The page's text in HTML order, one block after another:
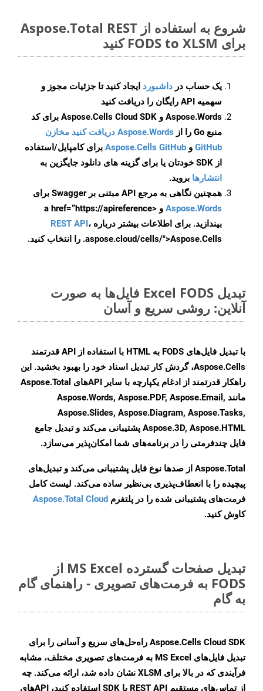
شروع به استفاده از Aspose.Total REST
برای FODS to XLSM کنید
یک حساب در داشبورد ایجاد کنید تا جزئیات مجوز و
سهمیه API رایگان را دریافت کنید
Aspose.Words و Aspose.Cells Cloud SDK برای کد
منبع Go را از
Aspose.Words دریافت کنید مخازن
GitHub و Aspose.Cells GitHub برای کامپایل/استفاده
از SDK خودتان یا برای گزینه های دانلود جایگزین به
انتشارها بروید.
همچنین نگاهی به مرجع API مبتنی بر Swagger برای
Aspose.Words
و <a href=“https://apireference
بیندازید. برای اطلاعات بیشتر درباره REST API،
.aspose.cloud/cells/">Aspose.Cells را انتخاب کنید.
تبدیل Excel FODS فایل‌ها به صورت
آنلاین: روشی سریع و آسان
با تبدیل فایل‌های FODS به HTML با استفاده از API قدرتمند
Aspose.Cells، گردش کار تبدیل اسناد خود را بهبود بخشید. این
راهکار قدرتمند از ادغام یکپارچه با سایر APIهای Aspose.Total
مانند Aspose.Words, Aspose.PDF, Aspose.Email,
Aspose.Slides, Aspose.Diagram, Aspose.Tasks,
Aspose.3D, Aspose.HTML پشتیبانی می‌کند و تبدیل جامع
فایل چندفرمتی را در برنامه‌های شما امکان‌پذیر می‌سازد.
Aspose.Total از صدها نوع فایل پشتیبانی می‌کند و تبدیل‌های
پیچیده را با انعطاف‌پذیری بی‌نظیر ساده می‌کند. لیست کامل
فرمت‌های پشتیبانی شده را در پلتفرم Aspose.Total Cloud
کاوش کنید.
تبدیل صفحات گسترده MS Excel از
FODS به فرمت‌های تصویری - راهنمای گام
به گام
Aspose.Cells Cloud SDK راه‌حل‌های سریع و آسانی را برای
تبدیل فایل‌های MS Excel به فرمت‌های تصویری مختلف، مشابه
فرآیندی که در بالا برای XLSM نشان داده شد، ارائه می‌کند. چه
از تماس‌های مستقیم REST API یا SDK استفاده کنید، APIهای